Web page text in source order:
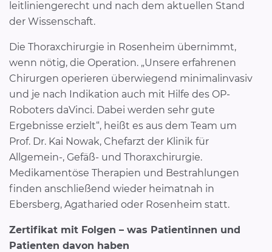
leitliniengerecht und nach dem aktuellen Stand
der Wissenschaft.
Die Thoraxchirurgie in Rosenheim übernimmt,
wenn nötig, die Operation. „Unsere erfahrenen
Chirurgen operieren überwiegend minimalinvasiv
und je nach Indikation auch mit Hilfe des OP-
Roboters daVinci. Dabei werden sehr gute
Ergebnisse erzielt“, heißt es aus dem Team um
Prof. Dr. Kai Nowak, Chefarzt der Klinik für
Allgemein-, Gefäß- und Thoraxchirurgie.
Medikamentöse Therapien und Bestrahlungen
finden anschließend wieder heimatnah in
Ebersberg, Agatharied oder Rosenheim statt.
Zertifikat mit Folgen – was Patientinnen und
Patienten davon haben